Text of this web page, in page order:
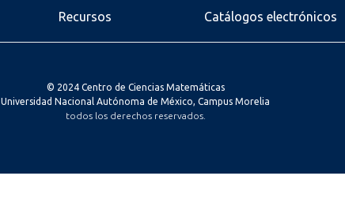
Recursos Catálogos electrónicos
© 2024 Centro de Ciencias Matemáticas
Universidad Nacional Autónoma de México, Campus Morelia
todos los derechos reservados.